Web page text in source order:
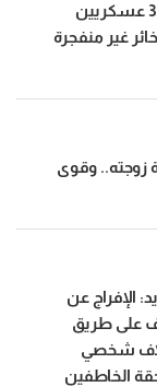
قيادة الجيش: إصابة 3 عسكريين
غير منفجرة
زوجته.. وقوى
الإفراج عن
على طريق
شخصي
الخاطفين